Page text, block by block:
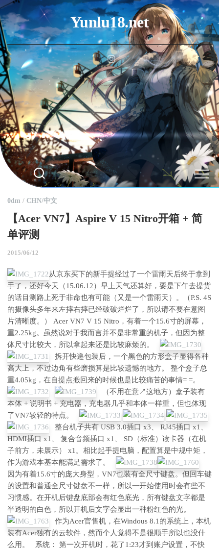
Skip
to
content
Yunlu18.net
0dm / CHN/中文
【Acer VN7】Aspire V 15 Nitro开箱 + 简
单评测
2015/06/12
从京东买下的新手提经过了一个雷雨天后终于拿到
手了，还好今天（15.06.12）早上天气还算好，要是下午去提货
的话目测路上死于非命也有可能（又是一个雷雨天）。（P.S. 4S
的摄像头多年来左摔右摔已经破破烂烂了，所以请不要在意图
片清晰度。） Acer VN7 V 15 Nitro，有着一个15.6寸的屏幕，
重2.25kg。虽然说对于我而言并不是非常重的机子，但因为整
体尺寸比较大，所以拿起来还是比较麻烦的。
拆开快递包装后，一个黑色的方形盒子显得各种
高大上，不过边角有些磨损算是比较遗憾的地方。 整个盒子总
重4.05kg，在自提点搬回来的时候也是比较痛苦的事情= =。
（不用在意↗这地方）盒子装有
本体 + 说明书 + 充电器，充电器几乎和本体一样重，但也体现
了VN7较轻的特点。
整台机子共有 USB 3.0插口 x3、 RJ45插口 x1、
HDMI插口 x1、 复合音频插口 x1、 SD（标准）读卡器（在机
子前方，未展示） x1。相比起手提电脑，配置算是中规中矩，
作为游戏本基本能满足需求了。
因为有着15.6寸的庞大身型，VN7也装有全尺寸键盘。但回车键
的设置和普通全尺寸键盘不一样，所以一开始使用时会有些不
习惯感。在开机后键盘底部会有红色底光，所有键盘文字都是
半透明的白色，所以开机后文字会显出一种粉红色的光。
作为Acer官售机，在Windous 8.1的系统上，本机
装有Acer独有的云软件，然而个人觉得不是很顺手所以也没什
么用。 系统： 第一次开机时，花了1:23才到账户设置，不快